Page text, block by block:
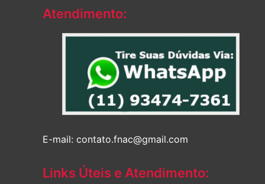
Atendimento:
E-mail: contato.fnac@gmail.com
Links Úteis e Atendimento: